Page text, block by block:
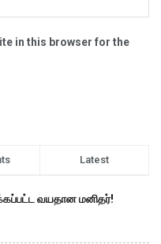
in this browser for the
Latest
வயதான மனிதர்!